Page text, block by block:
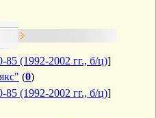
(1992-2002 гг., б/ц)]
(0)
(1992-2002 гг., б/ц)]